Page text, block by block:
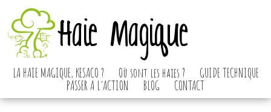
Haie Magique
LA HAIE MAGIQUE, KESACO ? Où sont les haies ?
GUIDE TECHNIQUE
PASSER A L’ACTION
BLOG CONTACT